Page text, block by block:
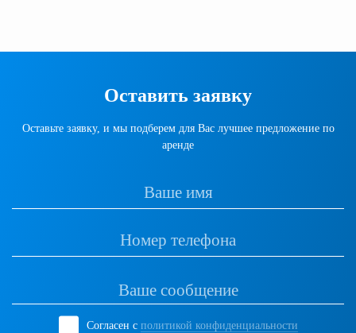
Оставить заявку
Оставьте заявку, и мы подберем для Вас лучшее предложение по
аренде
Согласен с политикой конфиденциальности